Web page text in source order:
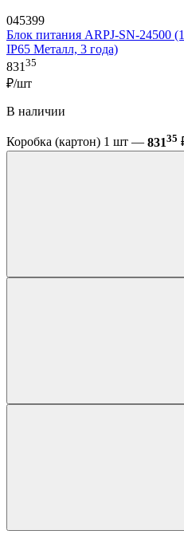
045399
Блок питания ARPJ-SN-24500
IP65 Металл, 3 года)
831 35
₽/шт
В наличии
Коробка (картон) 1 шт — 83135